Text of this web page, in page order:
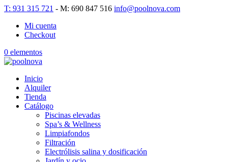
T: 931 315 721 - M: 690 847 516 info@poolnova.com
Mi cuenta
Checkout
0 elementos
Inicio
Alquiler
Tienda
Catálogo
Piscinas elevadas
Spa’s & Wellness
Limpiafondos
Filtración
Electrólisis salina y dosificación